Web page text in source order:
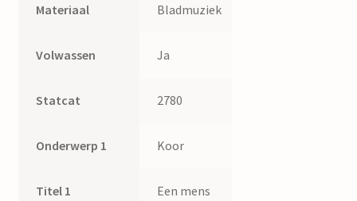
Materiaal Bladmuziek
Volwassen Ja
Statcat 2780
Onderwerp 1 Koor
Titel 1
Een mens